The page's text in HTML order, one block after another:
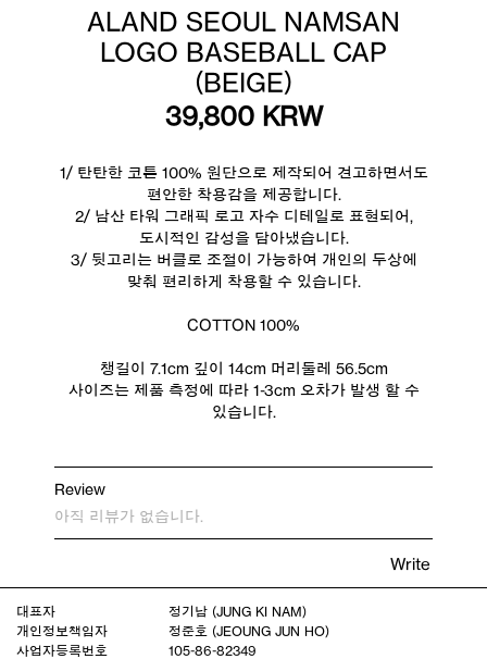
ALAND SEOUL NAMSAN
LOGO BASEBALL CAP
(BEIGE)
39,800KRW
1/ 탄탄한 코튼 100% 원단으로 제작되어 견고하면서도
편안한 착용감을 제공합니다.
2/ 남산 타워 그래픽 로고 자수 디테일로 표현되어,
도시적인 감성을 담아냈습니다.
3/ 뒷고리는 버클로 조절이 가능하여 개인의 두상에
맞춰 편리하게 착용할 수 있습니다.
COTTON 100%
챙길이 7.1cm 깊이 14cm 머리둘레 56.5cm
사이즈는 제품 측정에 따라 1-3cm 오차가 발생 할 수
있습니다.
Review
Write
아직 리뷰가 없습니다.
대표자
정기남 (JUNG KI NAM)
개인정보책임자
정준호 (JEOUNG JUN HO)
사업자등록번호
105-86-82349